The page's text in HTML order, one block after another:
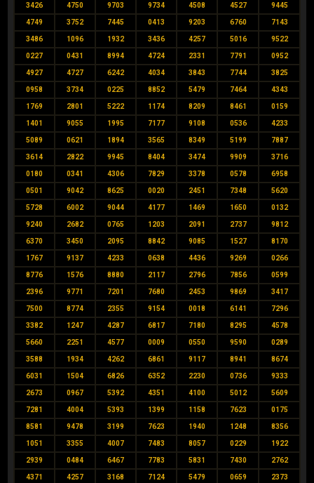
3426 4750 9703 9734 4508 4527 9445
4749 3752 7445 0413 9203 6760 7143
3486 1096 1932 3436 4257 5016 9522
0227 0431 8994 4724 2331 7791 0952
4927 4727 6242 4034 3843 7744 3825
0958 3734 0225 8852 5479 7464 4343
1769 2801 5222 1174 8209 8461 0159
1401 9055 1995 7177 9108 0536 4233
5089 0621 1894 3565 8349 5199 7887
3614 2822 9945 8404 3474 9909 3716
0180 0341 4306 7829 3378 0578 6958
0501 9042 8625 0020 2451 7348 5620
5728 6002 9044 4177 1469 1650 0132
9240 2682 0765 1203 2091 2737 9812
6370 3450 2095 8842 9085 1527 8170
1767 9137 4233 0638 4436 9269 0266
8776 1576 8880 2117 2796 7856 0599
2396 9771 7201 7680 2453 9869 3417
7500 8774 2355 9154 0018 6141 7296
3382 1247 4287 6817 7180 8295 4578
5660 2251 4577 0009 0550 9590 0289
3588 1934 4262 6861 9117 8941 8674
6031 1504 6826 6352 2230 0736 9333
2673 0967 5392 4351 4100 5012 5609
7281 4004 5393 1399 1158 7623 0175
8581 9478 3199 7623 1940 1248 8356
1051 3355 4007 7483 8057 0229 1922
2939 0484 6467 7783 5831 7430 2762
4371 4257 3168 7124 5479 0659 2373